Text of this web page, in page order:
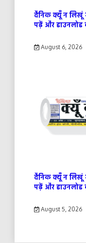
दैनिक क्यूँ न लिखूं
पढ़ें और डाउनलोड
August 6, 2026
दैनिक क्यूँ न लिखूं
पढ़ें और डाउनलोड
August 5, 2026